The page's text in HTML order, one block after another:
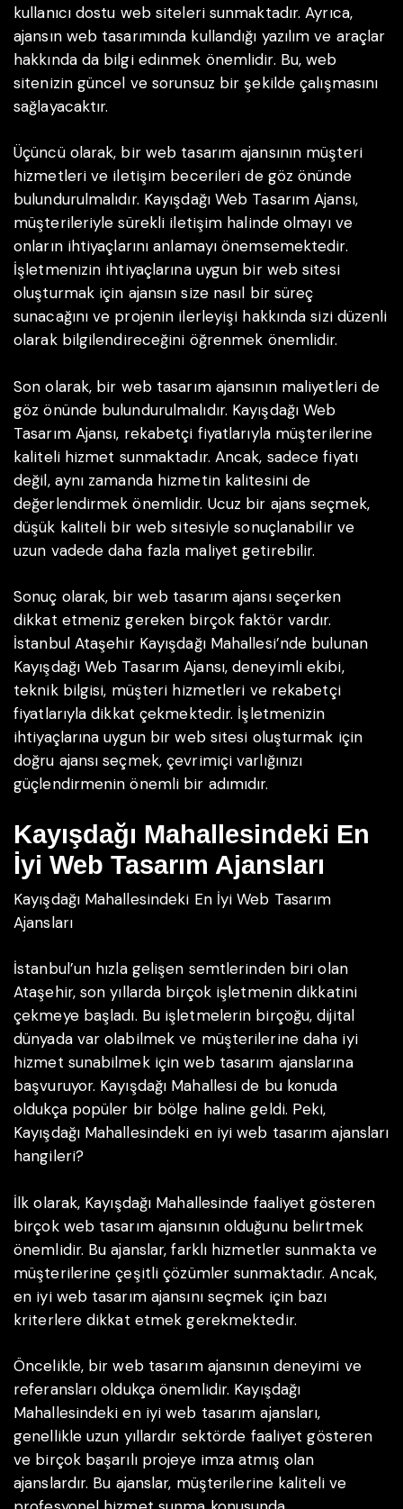
kullanıcı dostu web siteleri sunmaktadır. Ayrıca,
ajansın web tasarımında kullandığı yazılım ve araçlar
hakkında da bilgi edinmek önemlidir. Bu, web
sitenizin güncel ve sorunsuz bir şekilde çalışmasını
sağlayacaktır.
Üçüncü olarak, bir web tasarım ajansının müşteri
hizmetleri ve iletişim becerileri de göz önünde
bulundurulmalıdır. Kayışdağı Web Tasarım Ajansı,
müşterileriyle sürekli iletişim halinde olmayı ve
onların ihtiyaçlarını anlamayı önemsemektedir.
İşletmenizin ihtiyaçlarına uygun bir web sitesi
oluşturmak için ajansın size nasıl bir süreç
sunacağını ve projenin ilerleyişi hakkında sizi düzenli
olarak bilgilendireceğini öğrenmek önemlidir.
Son olarak, bir web tasarım ajansının maliyetleri de
göz önünde bulundurulmalıdır. Kayışdağı Web
Tasarım Ajansı, rekabetçi fiyatlarıyla müşterilerine
kaliteli hizmet sunmaktadır. Ancak, sadece fiyatı
değil, aynı zamanda hizmetin kalitesini de
değerlendirmek önemlidir. Ucuz bir ajans seçmek,
düşük kaliteli bir web sitesiyle sonuçlanabilir ve
uzun vadede daha fazla maliyet getirebilir.
Sonuç olarak, bir web tasarım ajansı seçerken
dikkat etmeniz gereken birçok faktör vardır.
İstanbul Ataşehir Kayışdağı Mahallesi’nde bulunan
Kayışdağı Web Tasarım Ajansı, deneyimli ekibi,
teknik bilgisi, müşteri hizmetleri ve rekabetçi
fiyatlarıyla dikkat çekmektedir. İşletmenizin
ihtiyaçlarına uygun bir web sitesi oluşturmak için
doğru ajansı seçmek, çevrimiçi varlığınızı
güçlendirmenin önemli bir adımıdır.
Kayışdağı Mahallesindeki En
İyi Web Tasarım Ajansları
Kayışdağı Mahallesindeki En İyi Web Tasarım
Ajansları
İstanbul’un hızla gelişen semtlerinden biri olan
Ataşehir, son yıllarda birçok işletmenin dikkatini
çekmeye başladı. Bu işletmelerin birçoğu, dijital
dünyada var olabilmek ve müşterilerine daha iyi
hizmet sunabilmek için web tasarım ajanslarına
başvuruyor. Kayışdağı Mahallesi de bu konuda
oldukça popüler bir bölge haline geldi. Peki,
Kayışdağı Mahallesindeki en iyi web tasarım ajansları
hangileri?
İlk olarak, Kayışdağı Mahallesinde faaliyet gösteren
birçok web tasarım ajansının olduğunu belirtmek
önemlidir. Bu ajanslar, farklı hizmetler sunmakta ve
müşterilerine çeşitli çözümler sunmaktadır. Ancak,
en iyi web tasarım ajansını seçmek için bazı
kriterlere dikkat etmek gerekmektedir.
Öncelikle, bir web tasarım ajansının deneyimi ve
referansları oldukça önemlidir. Kayışdağı
Mahallesindeki en iyi web tasarım ajansları,
genellikle uzun yıllardır sektörde faaliyet gösteren
ve birçok başarılı projeye imza atmış olan
ajanslardır. Bu ajanslar, müşterilerine kaliteli ve